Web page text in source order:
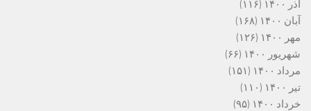
آذر ۱۴۰۰
(۱۱۶)
آبان ۱۴۰۰
(۱۶۸)
مهر ۱۴۰۰
(۱۲۶)
شهریور ۱۴۰۰
(۶۶)
مرداد ۱۴۰۰
(۱۵۱)
تیر ۱۴۰۰
(۱۱۰)
خرداد ۱۴۰۰
(۹۵)